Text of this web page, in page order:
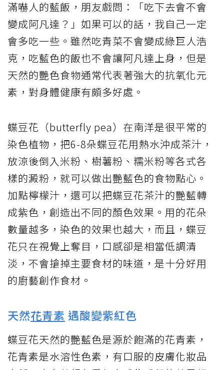
滿嚇人的藍飯，朋友戲問：「吃下去會不會
變成阿凡達？」如果可以的話，我自己一定
會多吃一些。雖然吃青菜不會變成綠巨人浩
克，吃藍色的飯也不會讓阿凡達上身，但是
天然的艷色食物通常代表著強大的抗氧化元
素，對身體健康有頗多好處。
蝶豆花（butterfly pea）在南洋是很平常的
染色植物，把6-8朵蝶豆花用熱水沖成茶汁，
放涼後倒入米粉、樹薯粉、糯米粉等各式各
樣的澱粉，就可以做出艷藍色的食物點心。
加點檸檬汁，還可以把蝶豆花茶汁的艷藍轉
成紫色，創造出不同的顏色效果。用的花朵
數量越多，染色的效果也越大，而且，蝶豆
花只在視覺上奪目，口感卻是相當低調清
淡，不會搶掉主要食材的味道，是十分好用
的廚藝創作食材。
天然花青素 遇酸變紫紅色
蝶豆花天然的艷藍色是源於飽滿的花青素，
花青素是水溶性色素，有口服的皮膚化妝品